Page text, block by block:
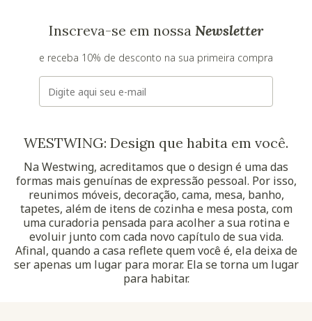
Inscreva-se em nossa Newsletter
e receba 10% de desconto na sua primeira compra
E-mail
WESTWING: Design que habita em você.
Na Westwing, acreditamos que o design é uma das
formas mais genuínas de expressão pessoal. Por isso,
reunimos móveis, decoração, cama, mesa, banho,
tapetes, além de itens de cozinha e mesa posta, com
uma curadoria pensada para acolher a sua rotina e
evoluir junto com cada novo capítulo de sua vida.
Afinal, quando a casa reflete quem você é, ela deixa de
ser apenas um lugar para morar. Ela se torna um lugar
para habitar.